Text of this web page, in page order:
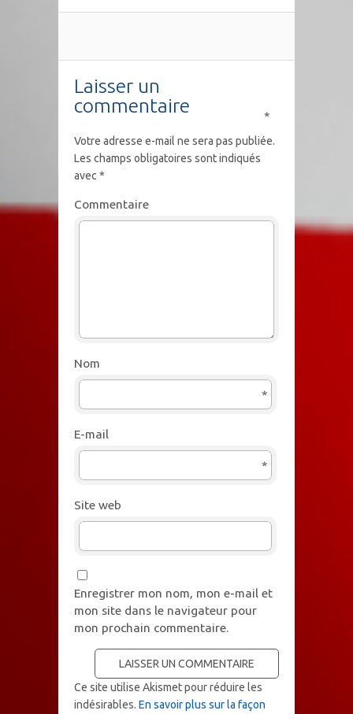
Laisser un
commentaire
Votre adresse e-mail ne sera pas publiée.
Les champs obligatoires sont indiqués
avec *
Commentaire
*
Nom
*
E-mail
*
Site web
Enregistrer mon nom, mon e-mail et
mon site dans le navigateur pour
mon prochain commentaire.
Ce site utilise Akismet pour réduire les
indésirables. En savoir plus sur la façon